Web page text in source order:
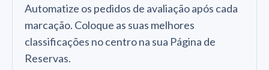
Automatize os pedidos de avaliação após cada
marcação. Coloque as suas melhores
classificações no centro na sua Página de
Reservas.